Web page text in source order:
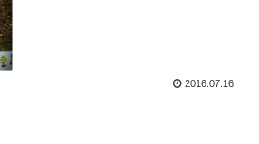
2016.07.16